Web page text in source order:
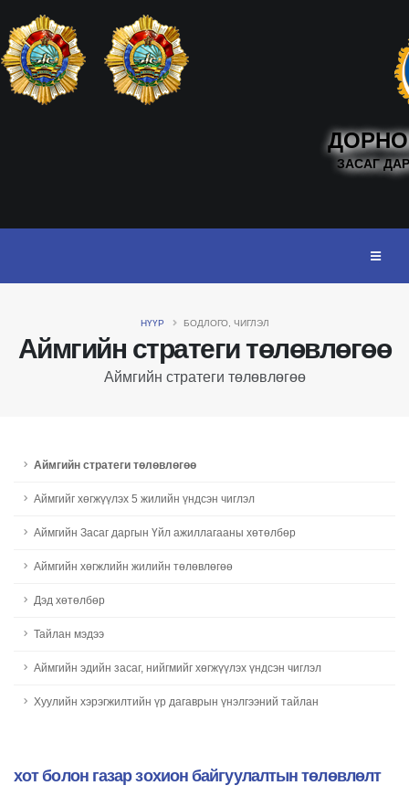
ЗАСАГ
Аймгийн стратеги төлөвлөгөө
Аймгийн стратеги төлөвлөгөө
НҮҮР БОДЛОГО, ЧИГЛЭЛ
Аймгийн стратеги төлөвлөгөө
Aймгийг хөгжүүлэх 5 жилийн үндсэн чиглэл
Аймгийн Засаг даргын Үйл ажиллагааны хөтөлбөр
Aймгийн хөгжлийн жилийн төлөвлөгөө
Дэд хөтөлбөр
Тайлан мэдээ
Аймгийн эдийн засаг, нийгмийг хөгжүүлэх үндсэн чиглэл
Хуулийн хэрэгжилтийн үр дагаврын үнэлгээний тайлан
хот болон газар зохион байгуулалтын төлөвлөлт